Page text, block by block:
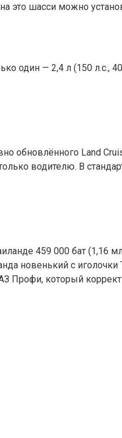
это шасси можно
один — 2,4 л (150 л.с.,
обновлённого Land
водителю. В
459 000 бат (1,16
новенький с
Профи, который